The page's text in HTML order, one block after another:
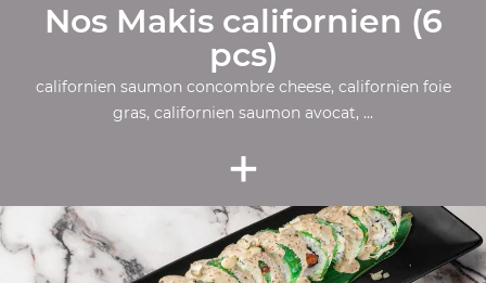
Nos Makis californien (6
pcs)
californien saumon concombre cheese, californien foie
gras, californien saumon avocat, ...
+